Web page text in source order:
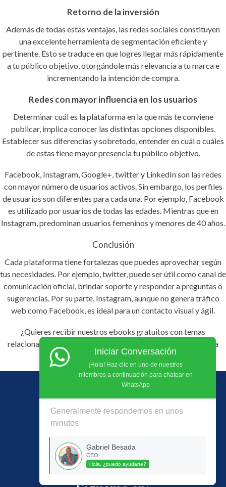
Retorno de la inversión
Además de todas estas ventajas, las redes sociales constituyen
una excelente herramienta de segmentación eficiente y
pertinente. Esto se traduce en que logres llegar más rápidamente
a tu público objetivo, otorgándole más relevancia a tu marca e
incrementando la intención de compra.
Redes con mayor influencia en los usuarios
Determinar cuál es la plataforma en la que más te conviene
publicar, implica conocer las distintas opciones disponibles.
Establecer sus diferencias y sobretodo, entender en cuál o cuáles
de estas tiene mayor presencia tu público objetivo.
Facebook, Instagram, Google+, twitter y LinkedIn son las redes
con mayor número de usuarios activos. Sin embargo, los perfiles
de usuarios son diferentes para cada una. Por ejemplo, Facebook
es utilizado por usuarios de todas las edades. Mientras que en
Instagram, predominan usuarios femeninos y menores de 40 años.
Conclusión
Cada plataforma tiene fortalezas que puedes aprovechar según
tus necesidades. Por ejemplo, twitter, puede ser útil como canal de
comunicación oficial, brindar soporte y responder a preguntas o
sugerencias. Por su parte, Instagram, aunque no genera tráfico
web como Facebook, es ideal para un contacto visual y ágil.
¿Quieres recibir nuestros ebooks gratuitos con temas
relacionados a marketing digital? Haz clic en este
para
recibirlos vía Messenger.
gabriel.besada@gmail.com
Centro Empresarial Blue Gardens Of. 712
Barranquilla, Colombia
Iniciar Conversación
¡Hola! Haz clic en uno de nuestros
miembros a continuación para chatear en
WhatsApp
Generalmente respondemos en unos
minutos
Gabriel Besada
CEO
Hola, ¿puedo ayudarte?